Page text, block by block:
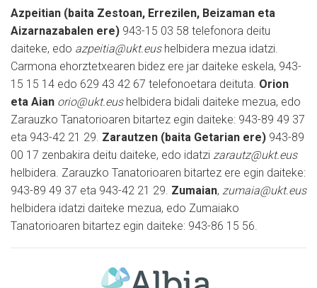
Azpeitian (baita Zestoan, Errezilen, Beizaman eta
Aizarnazabalen ere) 943-15 03 58 telefonora deitu
daiteke, edo azpeitia@ukt.eushelbidera mezua idatzi.
Carmona ehorztetxearen bidez ere jar daiteke eskela, 943-
15 15 14 edo 629 43 42 67 telefonoetara deituta. Orion
eta Aian orio@ukt.eushelbidera bidali daiteke mezua, edo
Zarauzko Tanatorioaren bitartez egin daiteke: 943-89 49 37
eta 943-42 21 29. Zarautzen (baita Getarian ere) 943-89
00 17 zenbakira deitu daiteke, edo idatzi zarautz@ukt.eus
helbidera. Zarauzko Tanatorioaren bitartez ere egin daiteke:
943-89 49 37 eta 943-42 21 29. Zumaian, zumaia@ukt.eus
helbidera idatzi daiteke mezua, edo Zumaiako
Tanatorioaren bitartez egin daiteke: 943-86 15 56.